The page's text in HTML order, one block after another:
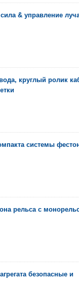
& управление
круглый ролик
системы
рельса c
безопасные и